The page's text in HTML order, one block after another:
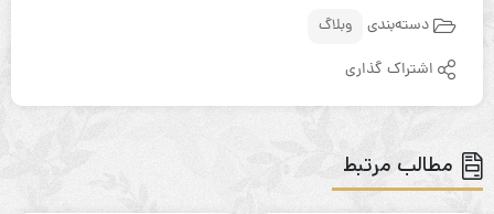
دسته‌بندی وبلاگ
اشتراک گذاری
مطالب مرتبط